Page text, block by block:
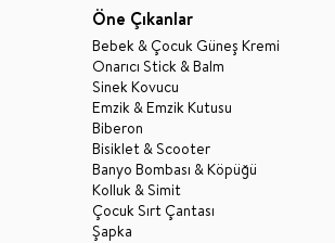
Öne Çıkanlar
Bebek & Çocuk Güneş Kremi
Onarıcı Stick & Balm
Sinek Kovucu
Emzik & Emzik Kutusu
Biberon
Bisiklet & Scooter
Banyo Bombası & Köpüğü
Kolluk & Simit
Çocuk Sırt Çantası
Şapka